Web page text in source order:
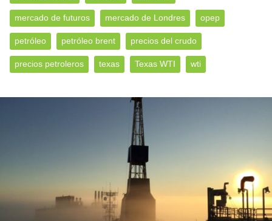
mercado de futuros mercado de Londres opep
petróleo petróleo brent precios del crudo
precios petroleros texas Texas WTI wti